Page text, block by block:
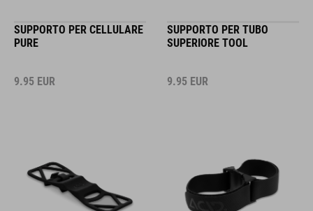
SUPPORTO PER CELLULARE
PURE
9.95 EUR
SUPPORTO PER TUBO
SUPERIORE TOOL
9.95 EUR